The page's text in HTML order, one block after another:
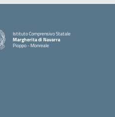
Istituto Comprensivo Statale
Margherita di Navarra
Pioppo - Monreale